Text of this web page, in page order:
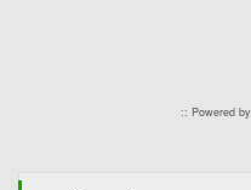
:: Powered by